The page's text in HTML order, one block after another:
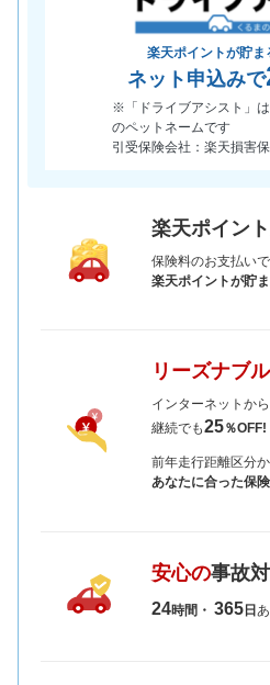
楽天ポイントが貯ま
ネット申込みで
※「ドライブアシスト」
のペットネームです
引受保険会社：楽天損害
楽天ポイン
保険料のお支払いで
楽天ポイントが貯ま
リーズナブ
インターネットか
継続でも25％OFF!
前年走行距離区分か
あなたに合った保
安心の事故
24時間・365日